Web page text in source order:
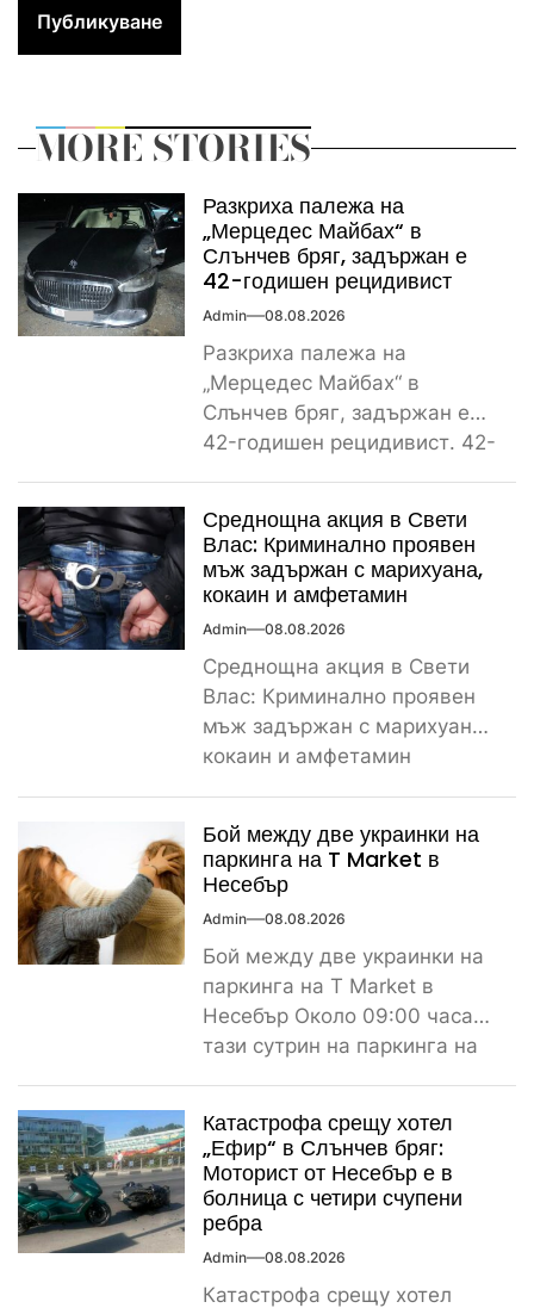
MORE STORIES
Разкриха палежа на
„Мерцедес Майбах“ в
Слънчев бряг, задържан е
42-годишен рецидивист
Admin 08.08.2026
Разкриха палежа на
„Мерцедес Майбах“ в
Слънчев бряг, задържан е
42-годишен рецидивист. 42-
ямболското...
Среднощна акция в Свети
Влас: Криминално проявен
мъж задържан с марихуана,
кокаин и амфетамин
Admin 08.08.2026
Среднощна акция в Свети
Влас: Криминално проявен
мъж задържан с марихуана,
кокаин и амфетамин
Бой между две украинки на
паркинга на T Market в
Несебър
Admin 08.08.2026
Бой между две украинки на
паркинга на T Market в
Несебър Около 09:00 часа
тази сутрин на паркинга на
Катастрофа срещу хотел
„Ефир“ в Слънчев бряг:
Моторист от Несебър е в
болница с четири счупени
ребра
Admin 08.08.2026
Катастрофа срещу хотел